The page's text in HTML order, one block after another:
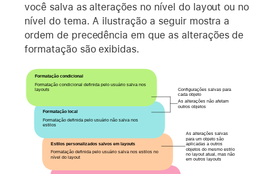
você salva as alterações no nível do layout ou no
nível do tema. A ilustração a seguir mostra a
ordem de precedência em que as alterações de
formatação são exibidas.